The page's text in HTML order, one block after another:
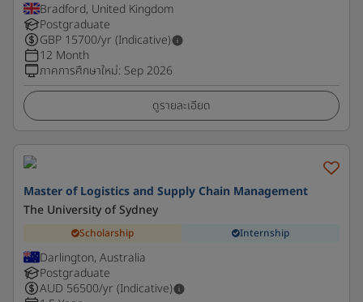
Bradford, United Kingdom
Postgraduate
GBP 15700/yr (Indicative)
12 Month
ภาคการศึกษาใหม่: Sep 2026
ดูรายละเอียด
Master of Logistics and Supply Chain Management
The University of Sydney
Scholarship Internship
Darlington, Australia
Postgraduate
AUD 56500/yr (Indicative)